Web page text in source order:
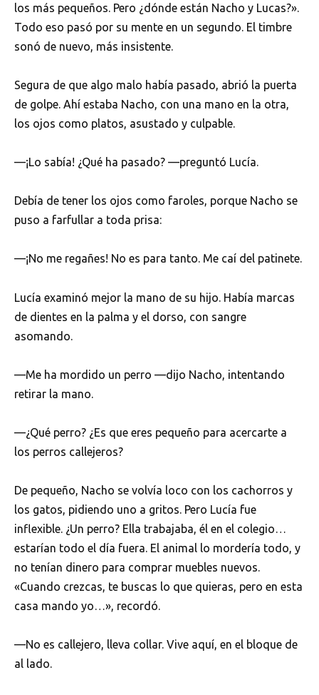
los más pequeños. Pero ¿dónde están Nacho y Lucas?».
Todo eso pasó por su mente en un segundo. El timbre
sonó de nuevo, más insistente.
Segura de que algo malo había pasado, abrió la puerta
de golpe. Ahí estaba Nacho, con una mano en la otra,
los ojos como platos, asustado y culpable.
—¡Lo sabía! ¿Qué ha pasado? —preguntó Lucía.
Debía de tener los ojos como faroles, porque Nacho se
puso a farfullar a toda prisa:
—¡No me regañes! No es para tanto. Me caí del patinete.
Lucía examinó mejor la mano de su hijo. Había marcas
de dientes en la palma y el dorso, con sangre
asomando.
—Me ha mordido un perro —dijo Nacho, intentando
retirar la mano.
—¿Qué perro? ¿Es que eres pequeño para acercarte a
los perros callejeros?
De pequeño, Nacho se volvía loco con los cachorros y
los gatos, pidiendo uno a gritos. Pero Lucía fue
inflexible. ¿Un perro? Ella trabajaba, él en el colegio…
estarían todo el día fuera. El animal lo mordería todo, y
no tenían dinero para comprar muebles nuevos.
«Cuando crezcas, te buscas lo que quieras, pero en esta
casa mando yo…», recordó.
—No es callejero, lleva collar. Vive aquí, en el bloque de
al lado.